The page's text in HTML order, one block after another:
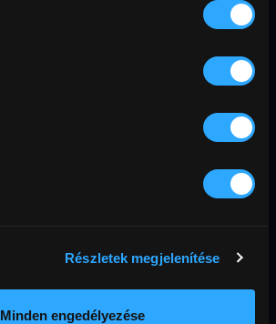
Részletek megjelenítése
Minden engedélyezése